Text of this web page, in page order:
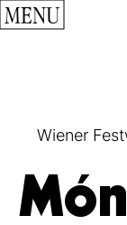
MENU
Wiener